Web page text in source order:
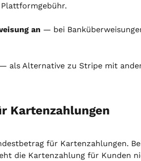
an — bei
— als Alternative zu Stripe mit
Kartenzahlungen
für Kartenzahlungen.
die Kartenzahlung für Kunden